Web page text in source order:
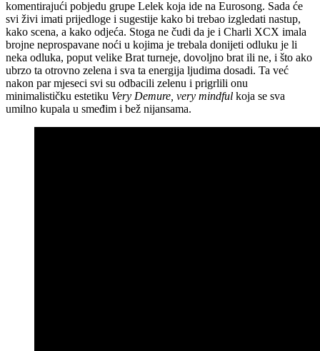
komentirajući pobjedu grupe Lelek koja ide na Eurosong. Sada će
svi živi imati prijedloge i sugestije kako bi trebao izgledati nastup,
kako scena, a kako odjeća. Stoga ne čudi da je i Charli XCX imala
brojne neprospavane noći u kojima je trebala donijeti odluku je li
neka odluka, poput velike Brat turneje, dovoljno brat ili ne, i što ako
ubrzo ta otrovno zelena i sva ta energija ljudima dosadi. Ta već
nakon par mjeseci svi su odbacili zelenu i prigrlili onu
minimalističku estetiku Very Demure, very mindful koja se sva
umilno kupala u smeđim i bež nijansama.